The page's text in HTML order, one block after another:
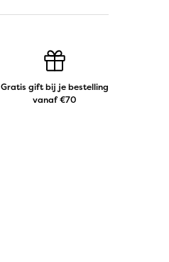
Gratis gift bij je bestelling
vanaf €70